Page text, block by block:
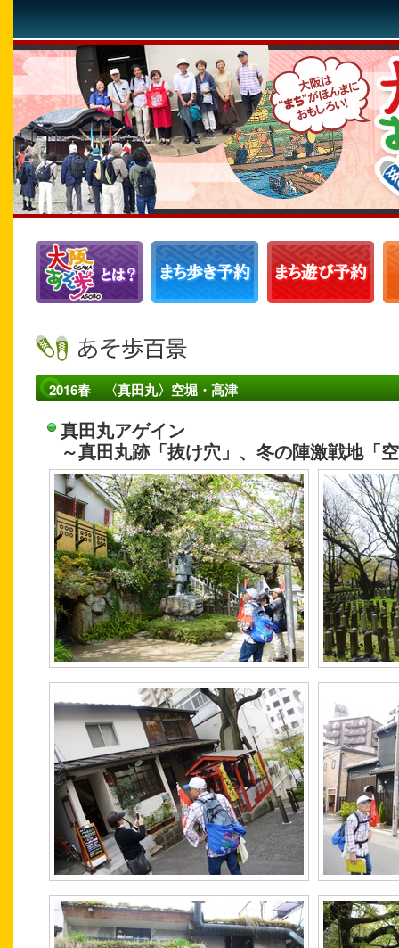
2016春 〈真田丸〉空堀・高津
真田丸アゲイン
～真田丸跡「抜け穴」、冬の陣激戦地「